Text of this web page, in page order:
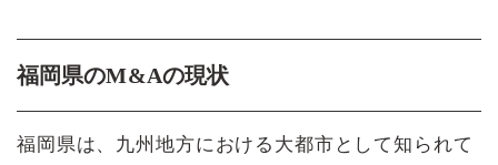
福岡県のM&Aの現状
福岡県は、九州地方における大都市として知られて